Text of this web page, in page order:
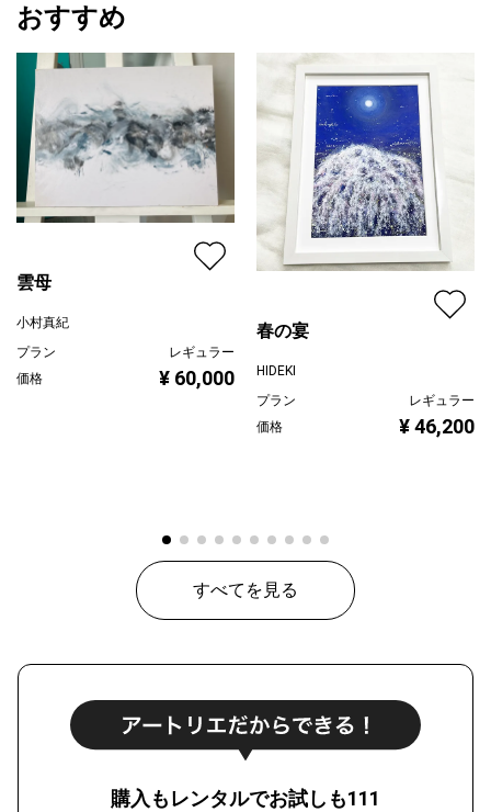
おすすめ
雲母
小村真紀
プラン
レギュラー
価格
¥ 60,000
春の宴
HIDEKI
プラン
レギュラー
価格
¥ 46,200
すべてを見る
購入もレンタルでお試しも111